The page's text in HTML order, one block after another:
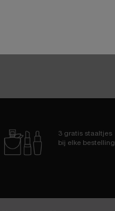
3 gratis staaltjes
bij elke bestelling